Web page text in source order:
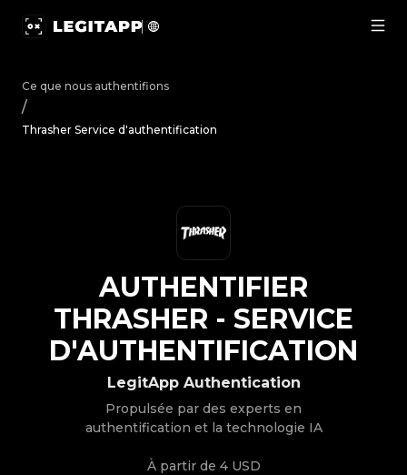
Ce que nous authentifions
/
Thrasher Service d'authentification
LegitApp Authentication
Propulsée par des experts en
authentification et la technologie IA
À partir de 4 USD
AUTHENTIFIER
THRASHER - SERVICE
D'AUTHENTIFICATION